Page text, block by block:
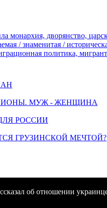
монархия, дворянство,
/ знаменитая /
политика,
МУЖ - ЖЕНЩИНА
РОССИИ
ГРУЗИНСКОЙ МЕЧТОЙ?
об отношении